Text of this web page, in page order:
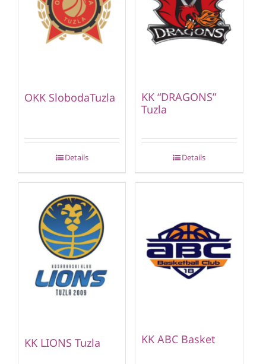
OKK SlobodaTuzla
Details
KK “DRAGONS”
Tuzla
Details
KK LIONS Tuzla KK ABC Basket